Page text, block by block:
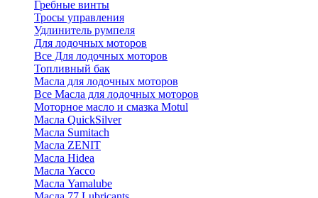
Гребные винты
Тросы управления
Удлинитель румпеля
Для лодочных моторов
Все Для лодочных моторов
Топливный бак
Масла для лодочных моторов
Все Масла для лодочных моторов
Моторное масло и смазка Motul
Масла QuickSilver
Масла Sumitach
Масла ZENIT
Масла Hidea
Масла Yacco
Масла Yamalube